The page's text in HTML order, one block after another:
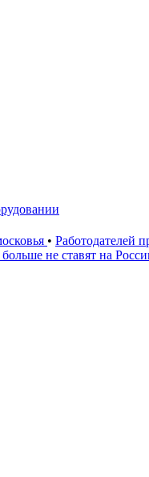
• Работодателей
не ставят на